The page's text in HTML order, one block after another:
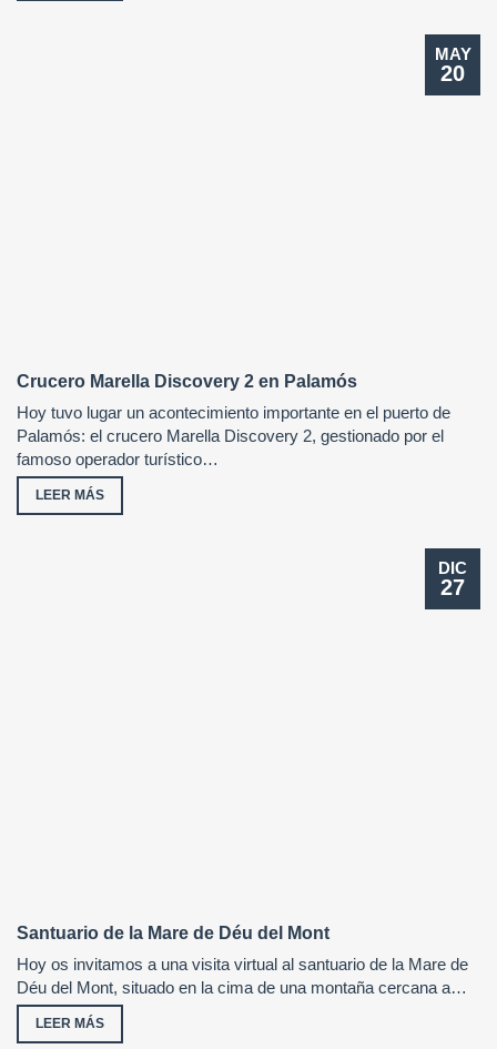
MAY
20
Crucero Marella Discovery 2 en Palamós
Hoy tuvo lugar un acontecimiento importante en el puerto de
Palamós: el crucero Marella Discovery 2, gestionado por el
famoso operador turístico…
LEER MÁS
DIC
27
Santuario de la Mare de Déu del Mont
Hoy os invitamos a una visita virtual al santuario de la Mare de
Déu del Mont, situado en la cima de una montaña cercana a…
LEER MÁS